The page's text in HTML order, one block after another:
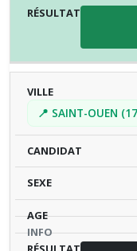
📍 SAINT-OUEN